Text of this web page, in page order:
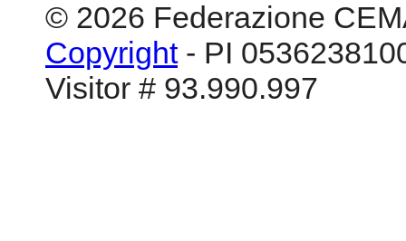
© 2026 Federazione
Copyright- PI
Visitor # 93.990.997